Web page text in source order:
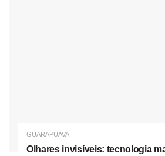
no crime.
GUARAPUAVA
Olhares invisíveis: tecnologia